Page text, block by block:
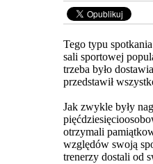
Tego typu
sali sportowej
trzeba było
przedstawił
Jak zwykle były
otrzymali
względów swoją
trenerzy dostali od